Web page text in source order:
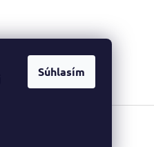
Súhlasím